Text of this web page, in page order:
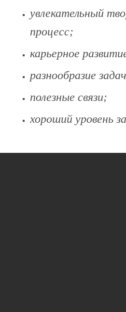
увлекательный
процесс;
карьерное развити
разнообразие
полезные связи;
хороший уровень